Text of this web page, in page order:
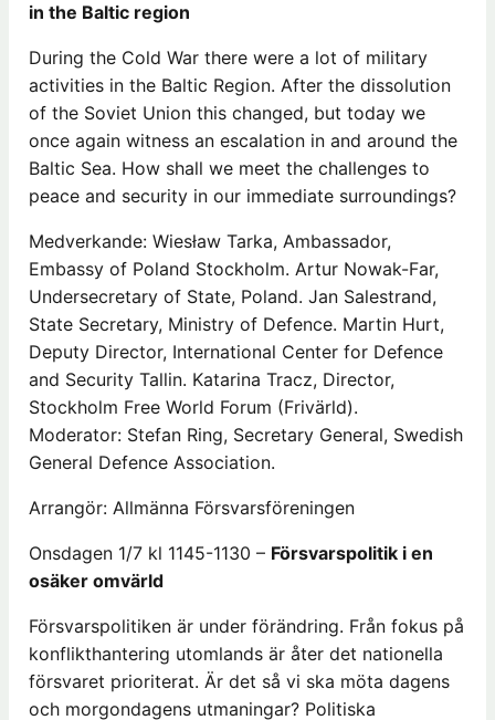
in the Baltic region
During the Cold War there were a lot of military
activities in the Baltic Region. After the dissolution
of the Soviet Union this changed, but today we
once again witness an escalation in and around the
Baltic Sea. How shall we meet the challenges to
peace and security in our immediate surroundings?
Medverkande: Wiesław Tarka, Ambassador,
Embassy of Poland Stockholm. Artur Nowak-Far,
Undersecretary of State, Poland. Jan Salestrand,
State Secretary, Ministry of Defence. Martin Hurt,
Deputy Director, International Center for Defence
and Security Tallin. Katarina Tracz, Director,
Stockholm Free World Forum (Frivärld).
Moderator: Stefan Ring, Secretary General, Swedish
General Defence Association.
Arrangör: Allmänna Försvarsföreningen
Onsdagen 1/7 kl 1145-1130 – Försvarspolitik i en
osäker omvärld
Försvarspolitiken är under förändring. Från fokus på
konflikthantering utomlands är åter det nationella
försvaret prioriterat. Är det så vi ska möta dagens
och morgondagens utmaningar? Politiska